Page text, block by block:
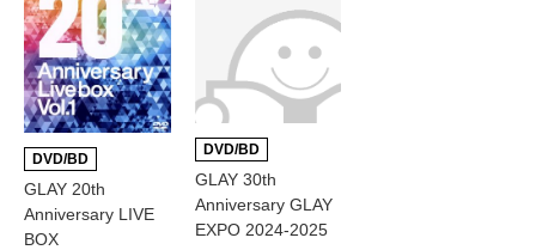
DVD/BD
GLAY 20th
Anniversary LIVE
BOX
DVD/BD
GLAY 30th
Anniversary GLAY
EXPO 2024-2025